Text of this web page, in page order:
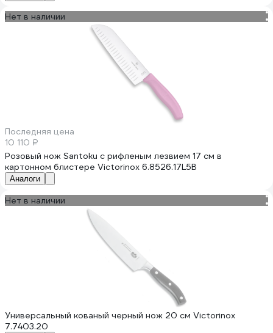
Нет в наличии
Последняя цена
10 110 ₽
Розовый нож Santoku с рифленым лезвием 17 см в
картонном блистере Victorinox 6.8526.17L5B
Аналоги
Нет в наличии
Универсальный кованый черный нож 20 см Victorinox
7.7403.20